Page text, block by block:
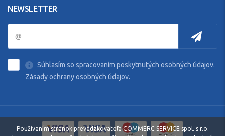
NEWSLETTER
Súhlasím so spracovaním poskytnutých osobných údajov.
Zásady ochrany osobných údajov.
Používaním stránok prevádzkovateľa COMMERC SERVICE spol. s r.o.